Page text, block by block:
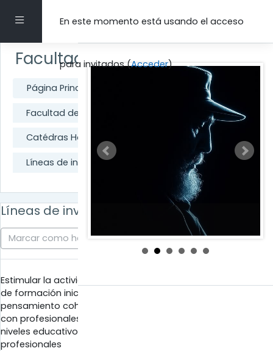
Panel lateralEn este momento está usando el acceso
para invitados (Acceder)
Facultad de Educación Infantil
Página Principal
Facultad de Educación Infantil
Catédras Honoríficas
Líneas de investigación
Líneas de investigación
Marcar como hecha
Estimular la actividad científica-investigativa en el proceso
de formación inicial y permanente de los docentes desde un
pensamiento coherente, dialéctico y humanista de conjunto
con profesionales, investigadores y organizaciones de otros
niveles educativos para la solución de problemas
profesionales